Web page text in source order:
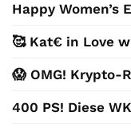
Happy Women’s
🥰 Kat€ in Love
😱 OMG! Krypto-
400 PS! Diese